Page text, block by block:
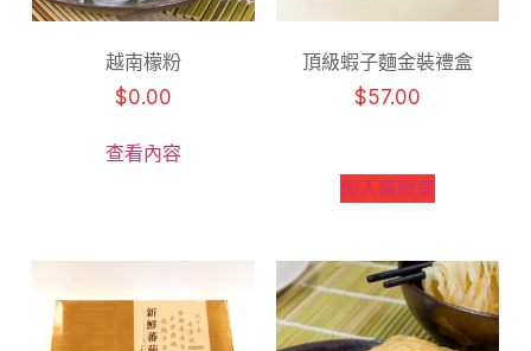
越南檬粉
$0.00
查看內容
頂級蝦子麵金裝禮盒
$57.00
加入購物車